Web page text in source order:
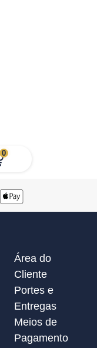
0
Área do
Cliente
Portes e
Entregas
Meios de
Pagamento